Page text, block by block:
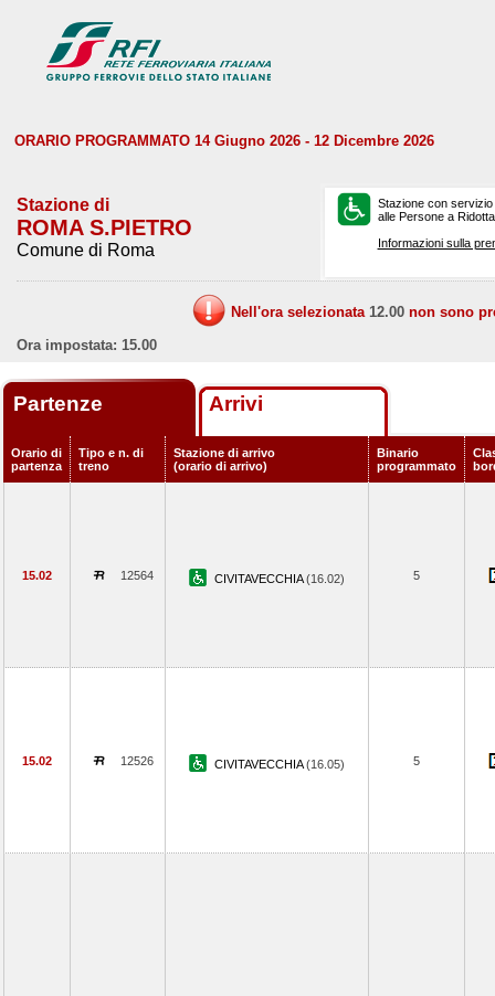
ORARIO PROGRAMMATO 14 Giugno 2026 - 12 Dicembre 2026
Stazione di
ROMA S.PIETRO
Comune di Roma
Stazione con
alle Persone a
Informazioni sulla
Nell'ora selezionata 12.00 non sono
Ora impostata: 15.00
Partenze Arrivi
Orario di
partenza
Tipo e n. di
treno
Stazione di arrivo
(orario di arrivo)
Binario
programmato
15.02 12564 CIVITAVECCHIA(16.02) 5
15.02 12526 CIVITAVECCHIA(16.05) 5